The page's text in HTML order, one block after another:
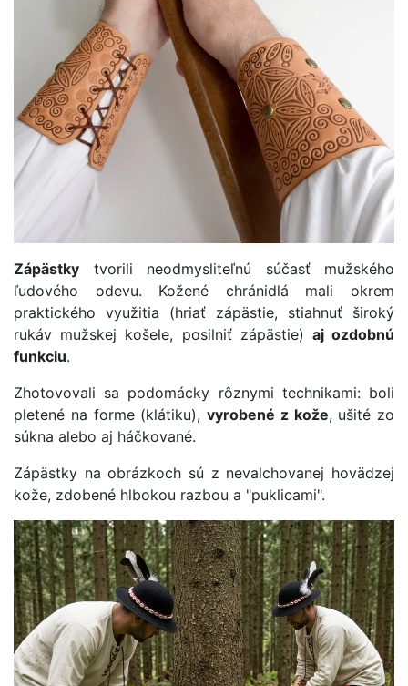
Zápästky tvorili neodmysliteľnú súčasť mužského
ľudového odevu. Kožené chránidlá mali okrem
praktického využitia (hriať zápästie, stiahnuť široký
rukáv mužskej košele, posilniť zápästie) aj ozdobnú
funkciu.
Zhotovovali sa podomácky rôznymi technikami: boli
pletené na forme (klátiku), vyrobené z kože, ušité zo
súkna alebo aj háčkované.
Zápästky na obrázkoch sú z nevalchovanej hovädzej
kože, zdobené hlbokou razbou a "puklicami".